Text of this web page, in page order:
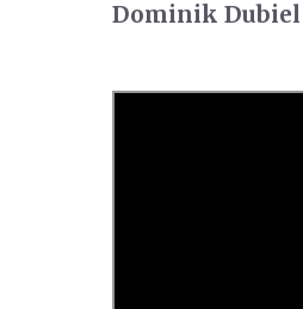
Dominik Dubiel